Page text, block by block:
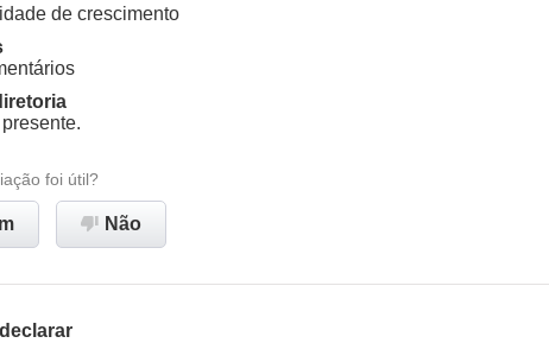
de trabalho
esta empresa
de crescimento
foi útil?
Não